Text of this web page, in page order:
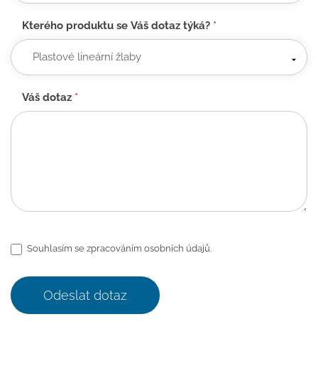
Kterého produktu se Váš dotaz týká? *
Váš dotaz *
Souhlasím se zpracováním osobních údajů.
Odeslat dotaz